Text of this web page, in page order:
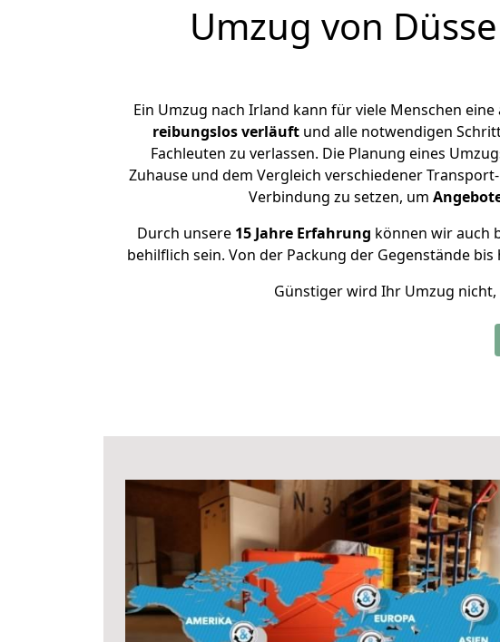
Umzug von
Ein Umzug nach Irland kann für viele Menschen
reibungslosverläuft und alle notwendigen
Fachleuten zu verlassen. Die Planung eines
Zuhause und dem Vergleich verschiedener
Verbindung zu setzen, um
Durch unsere 15 Jahre Erfahrung können wir auch
behilflich sein. Von der Packung der Gegenstände
Günstiger wird Ihr Umzug